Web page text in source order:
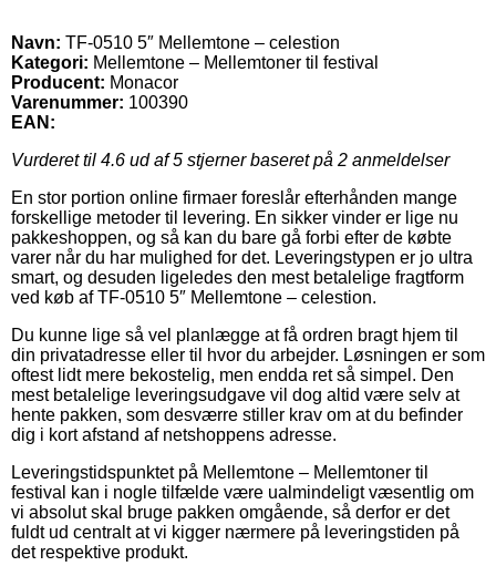
Navn: TF-0510 5″ Mellemtone – celestion
Kategori: Mellemtone – Mellemtoner til festival
Producent: Monacor
Varenummer: 100390
EAN:
Vurderet til 4.6 ud af 5 stjerner baseret på 2 anmeldelser
En stor portion online firmaer foreslår efterhånden mange
forskellige metoder til levering. En sikker vinder er lige nu
pakkeshoppen, og så kan du bare gå forbi efter de købte
varer når du har mulighed for det. Leveringstypen er jo ultra
smart, og desuden ligeledes den mest betalelige fragtform
ved køb af TF-0510 5″ Mellemtone – celestion.
Du kunne lige så vel planlægge at få ordren bragt hjem til
din privatadresse eller til hvor du arbejder. Løsningen er som
oftest lidt mere bekostelig, men endda ret så simpel. Den
mest betalelige leveringsudgave vil dog altid være selv at
hente pakken, som desværre stiller krav om at du befinder
dig i kort afstand af netshoppens adresse.
Leveringstidspunktet på Mellemtone – Mellemtoner til
festival kan i nogle tilfælde være ualmindeligt væsentlig om
vi absolut skal bruge pakken omgående, så derfor er det
fuldt ud centralt at vi kigger nærmere på leveringstiden på
det respektive produkt.